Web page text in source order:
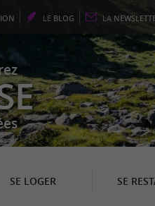
LE BLOG LA
SE LOGER SE